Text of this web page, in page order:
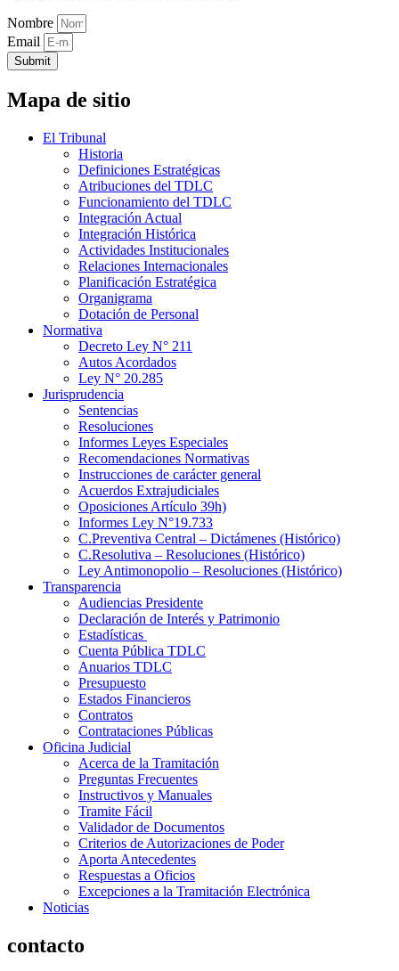
Nombre
Email
Submit
Mapa de sitio
El Tribunal
Historia
Definiciones Estratégicas
Atribuciones del TDLC
Funcionamiento del TDLC
Integración Actual
Integración Histórica
Actividades Institucionales
Relaciones Internacionales
Planificación Estratégica
Organigrama
Dotación de Personal
Normativa
Decreto Ley N° 211
Autos Acordados
Ley N° 20.285
Jurisprudencia
Sentencias
Resoluciones
Informes Leyes Especiales
Recomendaciones Normativas
Instrucciones de carácter general
Acuerdos Extrajudiciales
Oposiciones Artículo 39h)
Informes Ley N°19.733
C.Preventiva Central – Dictámenes (Histórico)
C.Resolutiva – Resoluciones (Histórico)
Ley Antimonopolio – Resoluciones (Histórico)
Transparencia
Audiencias Presidente
Declaración de Interés y Patrimonio
Estadísticas
Cuenta Pública TDLC
Anuarios TDLC
Presupuesto
Estados Financieros
Contratos
Contrataciones Públicas
Oficina Judicial
Acerca de la Tramitación
Preguntas Frecuentes
Instructivos y Manuales
Tramite Fácil
Validador de Documentos
Criterios de Autorizaciones de Poder
Aporta Antecedentes
Respuestas a Oficios
Excepciones a la Tramitación Electrónica
Noticias
contacto